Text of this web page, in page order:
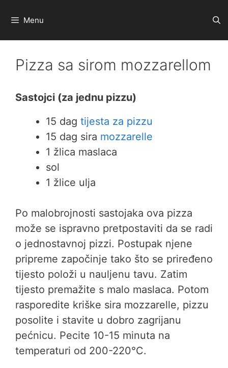
Menu
Pizza sa sirom mozzarellom
Sastojci (za jednu pizzu)
15 dag tijesta za pizzu
15 dag sira mozzarelle
1 žlica maslaca
sol
1 žlice ulja
Po malobrojnosti sastojaka ova pizza
može se ispravno pretpostaviti da se radi
o jednostavnoj pizzi. Postupak njene
pripreme započinje tako što se priređeno
tijesto položi u nauljenu tavu. Zatim
tijesto premažite s malo maslaca. Potom
rasporedite kriške sira mozzarelle, pizzu
posolite i stavite u dobro zagrijanu
pećnicu. Pecite 10-15 minuta na
temperaturi od 200-220°C.